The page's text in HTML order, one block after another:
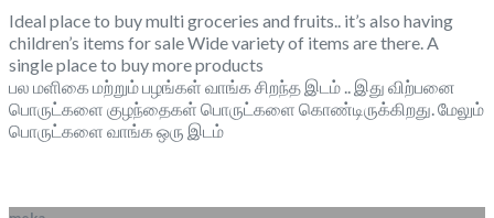
Ideal place to buy multi groceries and fruits.. it’s also having
children’s items for sale Wide variety of items are there. A
single place to buy more products
பல மளிகை மற்றும் பழங்கள் வாங்க சிறந்த இடம் .. இது விற்பனை
பொருட்களை குழந்தைகள் பொருட்களை கொண்டிருக்கிறது. மேலும்
பொருட்களை வாங்க ஒரு இடம்